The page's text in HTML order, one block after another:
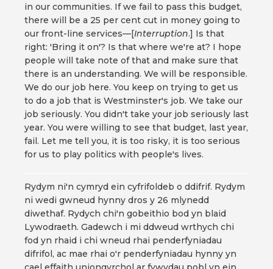
in our communities. If we fail to pass this budget,
there will be a 25 per cent cut in money going to
our front-line services—[Interruption.] Is that
right: 'Bring it on'? Is that where we're at? I hope
people will take note of that and make sure that
there is an understanding. We will be responsible.
We do our job here. You keep on trying to get us
to do a job that is Westminster's job. We take our
job seriously. You didn't take your job seriously last
year. You were willing to see that budget, last year,
fail. Let me tell you, it is too risky, it is too serious
for us to play politics with people's lives.
Rydym ni'n cymryd ein cyfrifoldeb o ddifrif. Rydym
ni wedi gwneud hynny dros y 26 mlynedd
diwethaf. Rydych chi'n gobeithio bod yn blaid
Lywodraeth. Gadewch i mi ddweud wrthych chi
fod yn rhaid i chi wneud rhai penderfyniadau
difrifol, ac mae rhai o'r penderfyniadau hynny yn